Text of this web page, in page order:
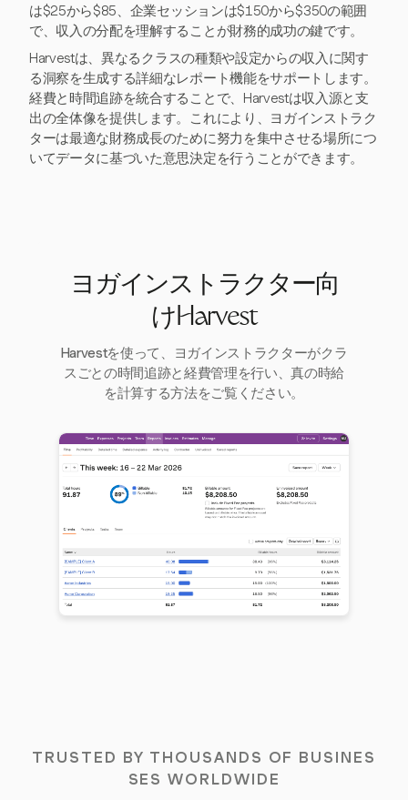
は$25から$85、企業セッションは$150から$350の範囲
で、収入の分配を理解することが財務的成功の鍵です。
Harvestは、異なるクラスの種類や設定からの収入に関す
る洞察を生成する詳細なレポート機能をサポートします。
経費と時間追跡を統合することで、Harvestは収入源と支
出の全体像を提供します。これにより、ヨガインストラク
ターは最適な財務成長のために努力を集中させる場所につ
いてデータに基づいた意思決定を行うことができます。
ヨガインストラクター向
けHarvest
Harvestを使って、ヨガインストラクターがクラ
スごとの時間追跡と経費管理を行い、真の時給
を計算する方法をご覧ください。
TRUSTED BY THOUSANDS OF BUSINES
SES WORLDWIDE